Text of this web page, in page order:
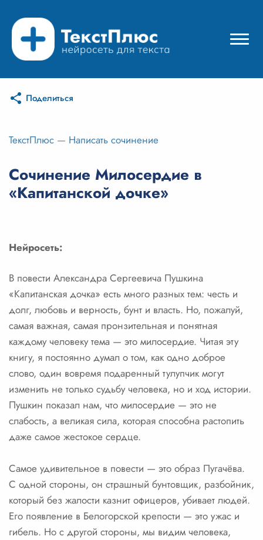
Режимы нейросети
Цены
Вход
Вход с Telegram
Поделиться
ТекстПлюс — Написать сочинение
Сочинение Милосердие в
«Капитанской дочке»
Нейросеть:
В повести Александра Сергеевича Пушкина
«Капитанская дочка» есть много разных тем: честь и
долг, любовь и верность, бунт и власть. Но, пожалуй,
самая важная, самая пронзительная и понятная
каждому человеку тема — это милосердие. Читая эту
книгу, я постоянно думал о том, как одно доброе
слово, один вовремя подаренный тулупчик могут
изменить не только судьбу человека, но и ход истории.
Пушкин показал нам, что милосердие — это не
слабость, а великая сила, которая способна растопить
даже самое жестокое сердце.
Самое удивительное в повести — это образ Пугачёва.
С одной стороны, он страшный бунтовщик, разбойник,
который без жалости казнит офицеров, убивает людей.
Его появление в Белогорской крепости — это ужас и
гибель. Но с другой стороны, мы видим человека,